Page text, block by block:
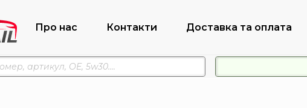
Про нас Контакти Доставка та оплата